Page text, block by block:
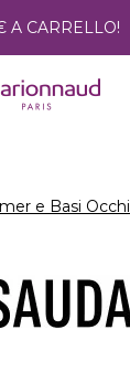
A CARRELLO!
e Basi Occhi